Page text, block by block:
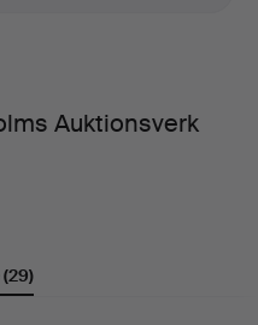
Auktionsverk
(29)